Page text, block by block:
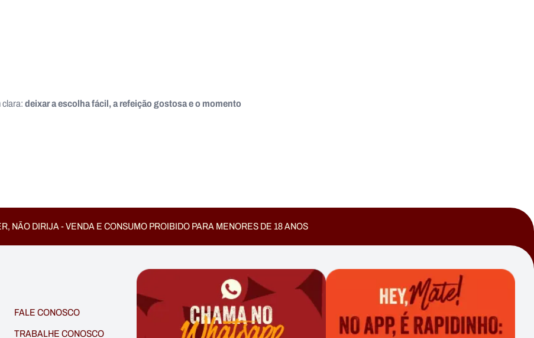
deixar a escolha fácil, a refeição gostosa e o momento
NÃO DIRIJA - VENDA E CONSUMO PROIBIDO PARA MENORES DE 18 ANOS
FALE CONOSCO
TRABALHE CONOSCO